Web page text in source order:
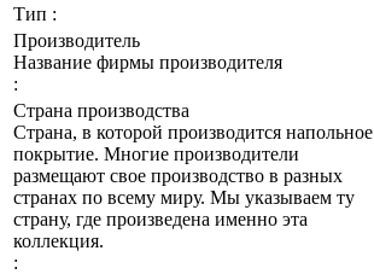
Тип :
Производитель
Название фирмы производителя
:
Страна производства
Страна, в которой производится напольное
покрытие. Многие производители
размещают свое производство в разных
странах по всему миру. Мы указываем ту
страну, где произведена именно эта
коллекция.
: